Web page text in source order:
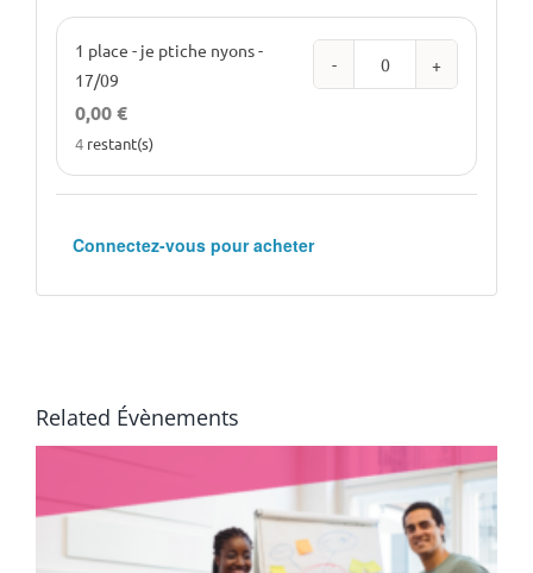
1 place - je ptiche nyons -
17/09
0,00€
4 restant(s)
Quantité
Connectez-vous pour acheter
Related Évènements